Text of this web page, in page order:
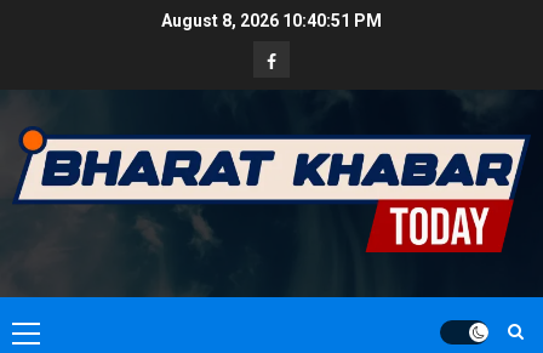
August 8, 2026 10:40:52 PM
Facebook
Primary